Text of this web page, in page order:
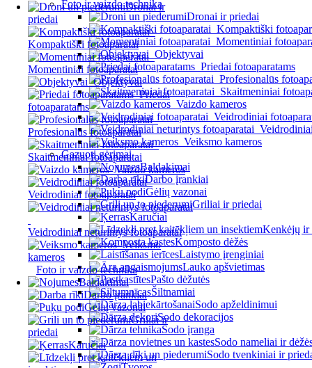
Dronai ir
priedai
Kompaktiški fotoaparatai
Momentiniai fotoaparatai
Objektyvai
Priedai
fotoaparatams
Profesionalūs fotoaparatai
Skaitmeniniai fotoaparatai
Vaizdo kameros
Veidrodiniai fotoaparatai
Veidrodiniai neturintys fotoaparatai
Veiksmo
kameros
Foto ir vaizdo technika
Baldakimai
Darbo įrankiai
Gėlių vazonai
Griliai ir
priedai
Karučiai
Foto ir vaizdo technika
Dronai ir priedai
Kompaktiški
Momentiniai
Objektyvai
Priedai fotoaparatams
Profesionalūs
Skaitmeniniai
Vaizdo kameros
Veidrodiniai
Veiksmo kameros
Gazuoti gėrimai
Baldakimai
Darbo įrankiai
Gėlių vazonai
Griliai ir priedai
Karučiai
Kenkėjų ir
Komposto dėžės
Laistymo įrenginiai
Lauko apšvietimas
Pašto dėžutės
Šiltnamiai
Sodo apželdinimui
Sodo dekoracijos
Sodo įranga
Sodo nameliai ir
Sodo tvenkiniai ir